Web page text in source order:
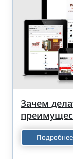
Зачем
Подробнее